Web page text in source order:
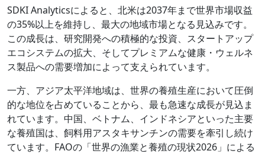
SDKI Analyticsによると、北米は2037年まで世界市場収益
の35%以上を維持し、最大の地域市場となる見込みです。
この成長は、研究開発への積極的な投資、スタートアップ
エコシステムの拡大、そしてプレミアムな健康・ウェルネ
ス製品への需要増加によって支えられています。
一方、アジア太平洋地域は、世界の養殖生産において圧倒
的な地位を占めていることから、最も急速な成長が見込ま
れています。中国、ベトナム、インドネシアといった主要
な養殖国は、飼料用アスタキサンチンの需要を牽引し続け
ています。FAOの「世界の漁業と養殖の現状2026」による